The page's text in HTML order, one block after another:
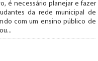
é necessário planejar e fazer
da rede municipal de
com um ensino público de